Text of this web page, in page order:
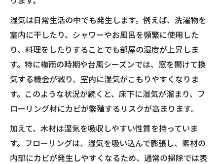
湿気は日常生活の中でも発生します。例えば、洗濯物を
室内に干したり、シャワーやお風呂を頻繁に使用した
り、料理をしたりすることでも部屋の湿度が上昇しま
す。特に梅雨の時期や台風シーズンでは、窓を開けて換
気する機会が減り、室内に湿気がこもりやすくなりま
す。このような状況が続くと、床下に湿気が溜まり、フ
ローリング材にカビが繁殖するリスクが高まります。
加えて、木材は湿気を吸収しやすい性質を持っていま
す。フローリングは、湿気を吸い込んで膨張し、素材の
内部にカビが発生しやすくなるため、通常の掃除では表